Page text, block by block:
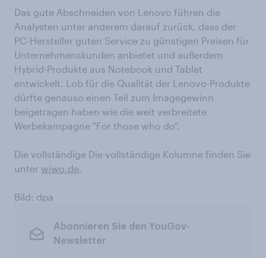
Das gute Abschneiden von Lenovo führen die
Analysten unter anderem darauf zurück, dass der
PC-Hersteller guten Service zu günstigen Preisen für
Unternehmenskunden anbietet und außerdem
Hybrid-Produkte aus Notebook und Tablet
entwickelt. Lob für die Qualität der Lenovo-Produkte
dürfte genauso einen Teil zum Imagegewinn
beigetragen haben wie die weit verbreitete
Werbekampagne "For those who do".
Die vollständige Die vollständige Kolumne finden Sie
unter wiwo.de.
Bild: dpa
Abonnieren Sie den YouGov-
Newsletter